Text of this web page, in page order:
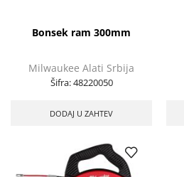
Bonsek ram 300mm
Milwaukee Alati Srbija
Šifra:48220050
DODAJ U ZAHTEV